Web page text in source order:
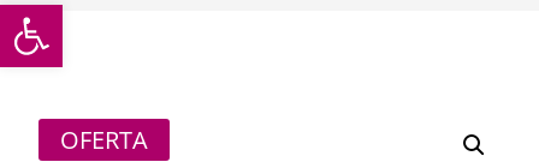
Abrir barra de herramientas
OFERTA